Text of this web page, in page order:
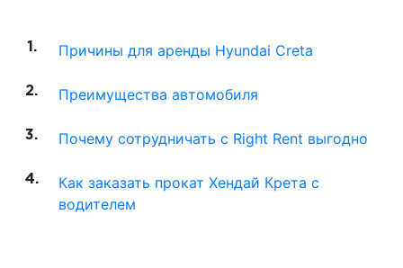
Причины для аренды Hyundai Creta
Преимущества автомобиля
Почему сотрудничать с Right Rent выгодно
Как заказать прокат Хендай Крета с
водителем